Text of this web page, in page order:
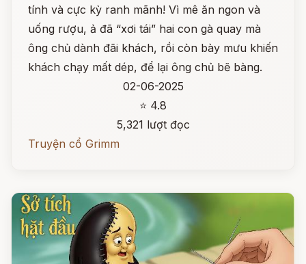
tính và cực kỳ ranh mãnh! Vì mê ăn ngon và
uống rượu, ả đã “xơi tái” hai con gà quay mà
ông chủ dành đãi khách, rồi còn bày mưu khiến
khách chạy mất dép, để lại ông chủ bẽ bàng.
02-06-2025
⭐ 4.8
5,321 lượt đọc
Truyện cổ Grimm